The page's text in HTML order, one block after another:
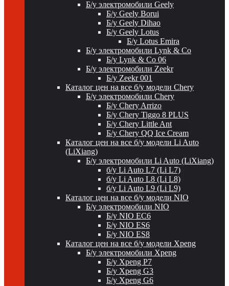
Б/у электромобили Geely
Б/у Geely Borui
Б/у Geely Dihao
Б/у Geely Lotus
Б/у Lotus Emira
Б/у электромобили Lynk & Co
Б/у Lynk & Co 06
Б/у электромобили Zeekr
Б/у Zeekr 001
Каталог цен на все б/у модели Chery
Б/у электромобили Chery
Б/у Chery Arrizo
Б/у Chery Tiggo 8 PLUS
Б/у Chery Little Ant
Б/у Chery QQ Ice Cream
Каталог цен на все б/у модели Li Auto
(LiXiang)
Б/у электромобили Li Auto (LiXiang)
б/у Li Auto L7 (Li L7)
б/у Li Auto L8 (Li L8)
б/у Li Auto L9 (Li L9)
Каталог цен на все б/у модели NIO
Б/у электромобили NIO
Б/у NIO EC6
Б/у NIO ES6
Б/у NIO ES8
Каталог цен на все б/у модели Xpeng
Б/у электромобили Xpeng
Б/у Xpeng P7
Б/у Xpeng G3
Б/у Xpeng G6